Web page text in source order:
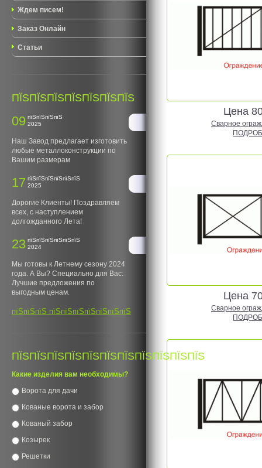
Ждем писем!
Заказ Онлайн
Статьи
ПЇЅПЇЅПЇЅПЇЅПЇЅПЇЅПЇЅ
09 пїЅпїЅпїЅпїЅ
2025
Наш Завод предлагает изготовить
любые металлоконструкции по
Вашим размерам
17 пїЅпїЅпїЅпїЅпїЅпїЅ
2025
Дорогие Клиенты! Поздравляем
всех, с наступлением
долгожданного Лета!
23 пїЅпїЅпїЅпїЅпїЅпїЅ
2024
Мы готовы к Летнему сезону 2024
года. А Вы? Специально для Вас:
Лучшие предложения по
выгодным ценам.
пїЅпїЅпїЅ пїЅпїЅпїЅпїЅпїЅпїЅпїЅ
ПЇЅПЇЅПЇЅПЇЅПЇЅПЇЅПЇЅПЇЅПЇЅПЇЅПЇЅ
Какие изделия вам необходимы?
Ворота для дачи
Кованые ворота и забор
Кованый забор
Козырек
Решетки
Цена
Сварное
Цена
Сварное